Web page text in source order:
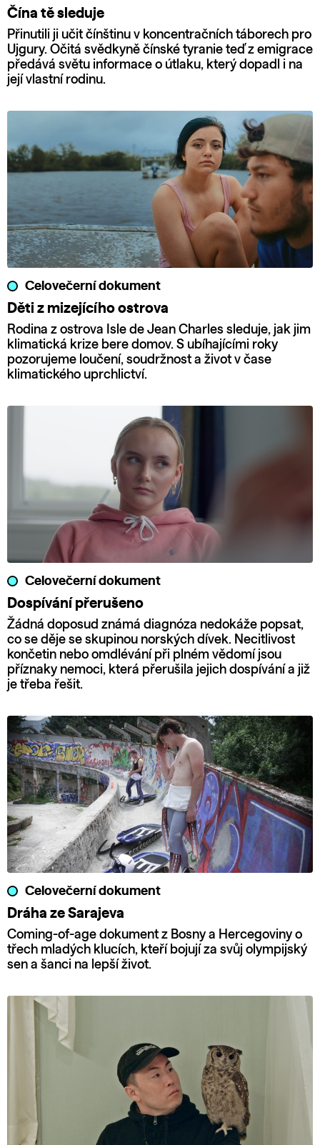
Čína tě sleduje
Přinutili ji učit čínštinu v koncentračních táborech pro
Ujgury. Očitá svědkyně čínské tyranie teď z emigrace
předává světu informace o útlaku, který dopadl i na
její vlastní rodinu.
Celovečerní dokument
Děti z mizejícího ostrova
Rodina z ostrova Isle de Jean Charles sleduje, jak jim
klimatická krize bere domov. S ubíhajícími roky
pozorujeme loučení, soudržnost a život v čase
klimatického uprchlictví.
Celovečerní dokument
Dospívání přerušeno
Žádná doposud známá diagnóza nedokáže popsat,
co se děje se skupinou norských dívek. Necitlivost
končetin nebo omdlévání při plném vědomí jsou
příznaky nemoci, která přerušila jejich dospívání a již
je třeba řešit.
Celovečerní dokument
Dráha ze Sarajeva
Coming-of-age dokument z Bosny a Hercegoviny o
třech mladých klucích, kteří bojují za svůj olympijský
sen a šanci na lepší život.